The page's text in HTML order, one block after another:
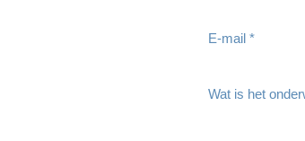
E-mail *
Wat is het